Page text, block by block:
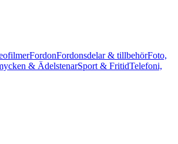
FordonFordonsdelar & tillbehörFoto,
& ÄdelstenarSport & FritidTelefoni,